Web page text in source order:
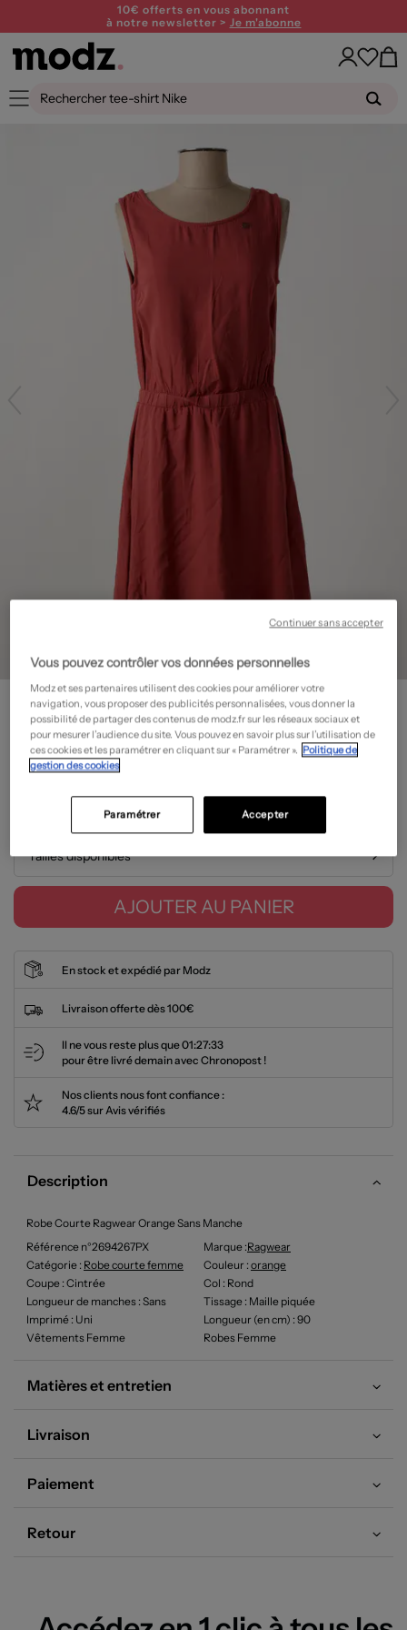
10€ offerts en vous abonnant
à notre newsletter > Je m'abonne
RAGWEAR
Robe courte - Sans manche - Outlet
16,48€
Prix boutique : 54,90€
Guide des tailles
Tailles disponibles
AJOUTER AU PANIER
En stock et expédié par Modz
Livraison offerte dès 100€
Il ne vous reste plus que01:27:32
pour être livré demain avec Chronopost !
Nos clients nous font confiance :
4.6/5 sur Avis vérifiés
Description
Robe Courte Ragwear Orange Sans Manche
Référence n°2694267PX
Marque :Ragwear
Catégorie : Robe courte femme Couleur : orange
Coupe : Cintrée Col : Rond
Longueur de manches : Sans Tissage : Maille piquée
Imprimé : Uni Longueur (en cm) : 90
Vêtements Femme
Robes Femme
Matières et entretien
Livraison
Paiement
Retour
Vous pouvez contrôler vos données personnelles
Modz et ses partenaires utilisent des cookies pour améliorer votre
navigation, vous proposer des publicités personnalisées, vous donner la
possibilité de partager des contenus de modz.fr sur les réseaux sociaux et
pour mesurer l’audience du site. Vous pouvez en savoir plus sur l’utilisation de
ces cookies et les paramétrer en cliquant sur « Paramétrer ». Politique de
gestion des cookies
Accepter
Paramétrer
Continuer sans accepter